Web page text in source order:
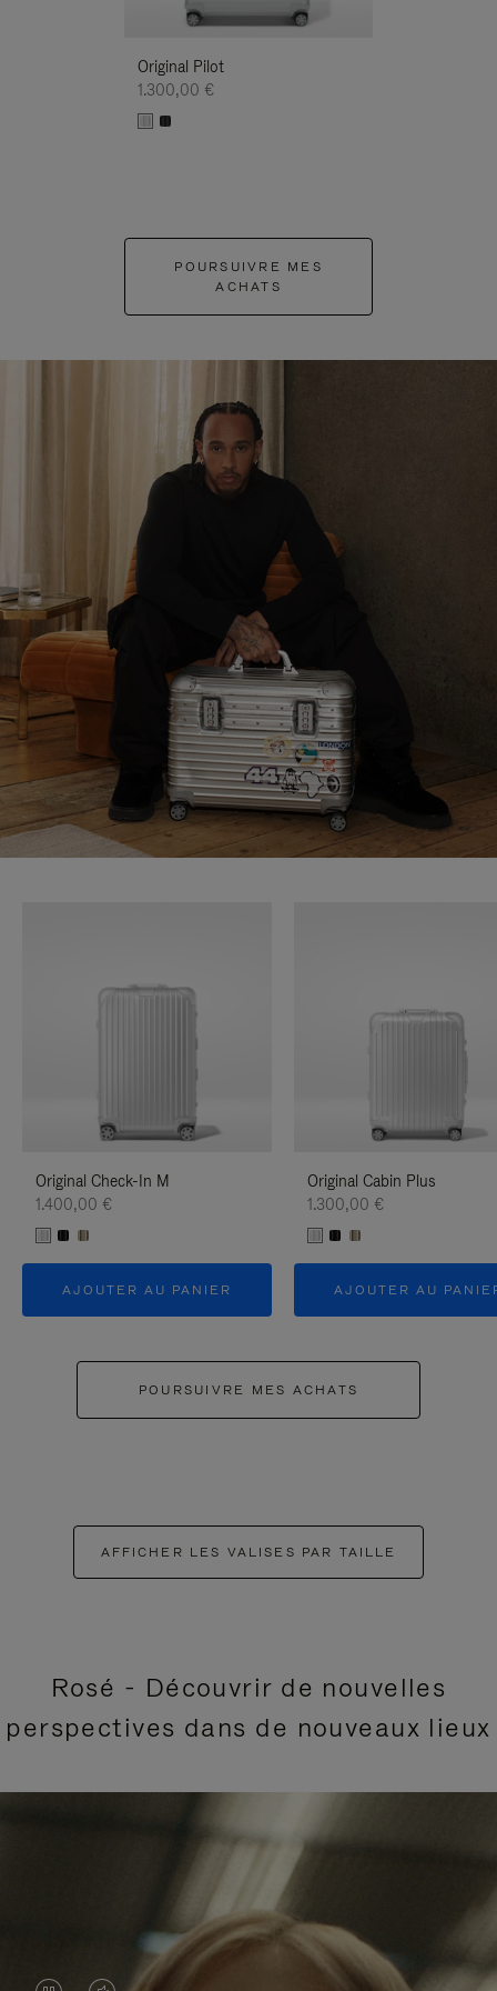
Original Pilot
1.300,00 €
POURSUIVRE MES
ACHATS
Original Check-In M
1.400,00 €
AJOUTER AU PANIER
Original Cabin Plus
1.300,00 €
AJOUTER AU
POURSUIVRE MES ACHATS
AFFICHER LES VALISES PAR TAILLE
Rosé - Découvrir de nouvelles
perspectives dans de nouveaux lieux